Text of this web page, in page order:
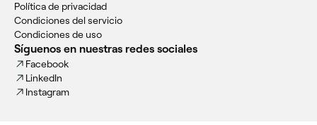
Política de privacidad
Condiciones del servicio
Condiciones de uso
Síguenos en nuestras redes sociales
Facebook
LinkedIn
Instagram